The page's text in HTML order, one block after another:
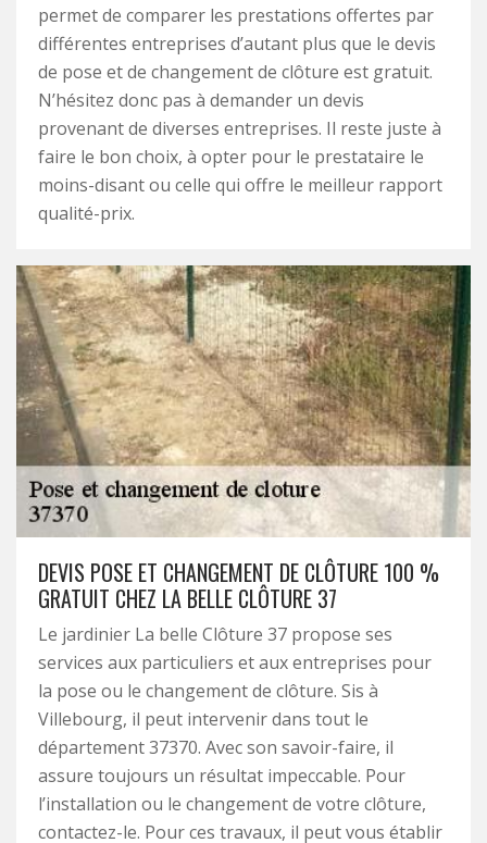
permet de comparer les prestations offertes par
différentes entreprises d’autant plus que le devis
de pose et de changement de clôture est gratuit.
N’hésitez donc pas à demander un devis
provenant de diverses entreprises. Il reste juste à
faire le bon choix, à opter pour le prestataire le
moins-disant ou celle qui offre le meilleur rapport
qualité-prix.
DEVIS POSE ET CHANGEMENT DE CLÔTURE 100 %
GRATUIT CHEZ LA BELLE CLÔTURE 37
Le jardinier La belle Clôture 37 propose ses
services aux particuliers et aux entreprises pour
la pose ou le changement de clôture. Sis à
Villebourg, il peut intervenir dans tout le
département 37370. Avec son savoir-faire, il
assure toujours un résultat impeccable. Pour
l’installation ou le changement de votre clôture,
contactez-le. Pour ces travaux, il peut vous établir